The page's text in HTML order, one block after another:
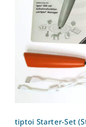
tiptoi
Buch)
tiptoi Starter-Set